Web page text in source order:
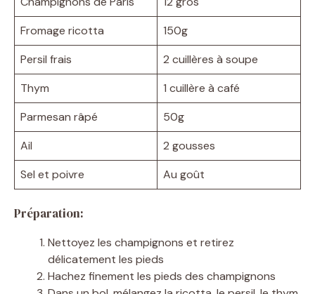
d
e
o
Fromage ricotta
150g
Persil frais
2 cuillères à soupe
Thym
1 cuillère à café
Parmesan râpé
50g
Ail
2 gousses
Sel et poivre
Au goût
Préparation:
Nettoyez les champignons et retirez
délicatement les pieds
Hachez finement les pieds des champignons